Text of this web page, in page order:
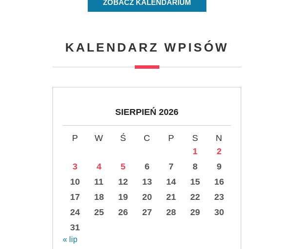
ZOBACZ KALENDARIUM
KALENDARZ WPISÓW
SIERPIEŃ 2026
P W Ś C P S
N
1
2
3
4 5 6 7 8
9
10
11 12 13 14 15
16
17
18 19 20 21 22
23
24
25 26 27 28 29
30
31
« lip